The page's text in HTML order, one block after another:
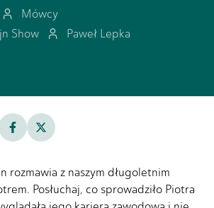
Mówcy
Show
Paweł Lepka
rozmawia z naszym długoletnim
Posłuchaj, co sprowadziło Piotra